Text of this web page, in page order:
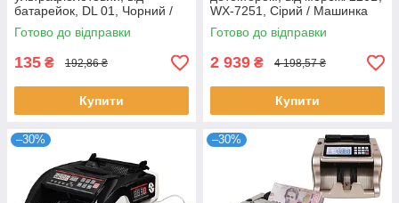
батарейок, DL 01, Чорний /
Детектор для перевірки
банкнот / Детектор купюр
ручний
Готово до відправки
135 ₴ 192,86 ₴
Купити
WX-7251, Сірий / Машинка
для рахунку грошей /
Рахункова машинка
Готово до відправки
2 939 ₴ 4 198,57 ₴
Купити
–30% –30%